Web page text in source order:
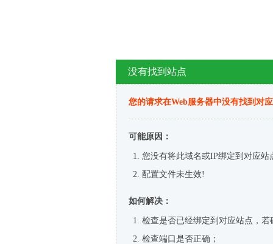
没有找到站点
您的请求在Web服务器中没有找到对
可能原因：
您没有将此域名或IP绑定到对应站
配置文件未生效!
如何解决：
检查是否已经绑定到对应站点，
检查端口是否正确；